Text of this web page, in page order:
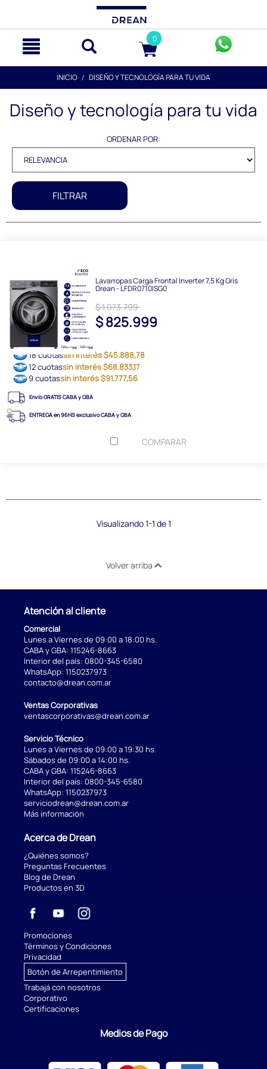
0
INICIO DISEÑO Y TECNOLOGÍA PARA TU VIDA
Diseño y tecnología para tu vida
ORDENAR POR:
FILTRAR
Lavarropas Carga Frontal Inverter 7,5 Kg Gris
Drean - LFDR0710ISG0
$ 1.073.799
$ 825.999
18 cuotassin interés $45.888,78
12 cuotassin interés $68.833,17
9 cuotassin interés $91.777,56
Envío GRATIS CABA y GBA
ENTREGA en 96HS exclusivo CABA y GBA
COMPARAR
Visualizando 1-1 de 1
Volver arriba
Atención al cliente
Comercial
Lunes a Viernes de 09:00 a 18:00 hs.
CABA y GBA: 115246-8663
Interior del país: 0800-345-6580
WhatsApp: 1150237973
contacto@drean.com.ar
Ventas Corporativas
ventascorporativas@drean.com.ar
Servicio Técnico
Lunes a Viernes de 09:00 a 19:30 hs.
Sábados de 09:00 a 14:00 hs.
CABA y GBA: 115246-8663
Interior del país: 0800-345-6580
WhatsApp: 1150237973
serviciodrean@drean.com.ar
Más información
Acerca de Drean
¿Quiénes somos?
Preguntas Frecuentes
Blog de Drean
Productos en 3D
Promociones
Términos y Condiciones
Privacidad
Botón de Arrepentimiento
Trabajá con nosotros
Corporativo
Certificaciones
Medios de Pago